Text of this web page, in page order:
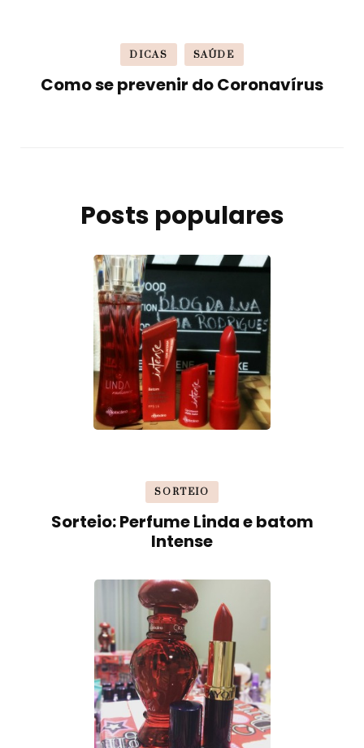
DICAS SAÚDE
Como se prevenir do Coronavírus
Posts populares
SORTEIO
Sorteio: Perfume Linda e batom
Intense